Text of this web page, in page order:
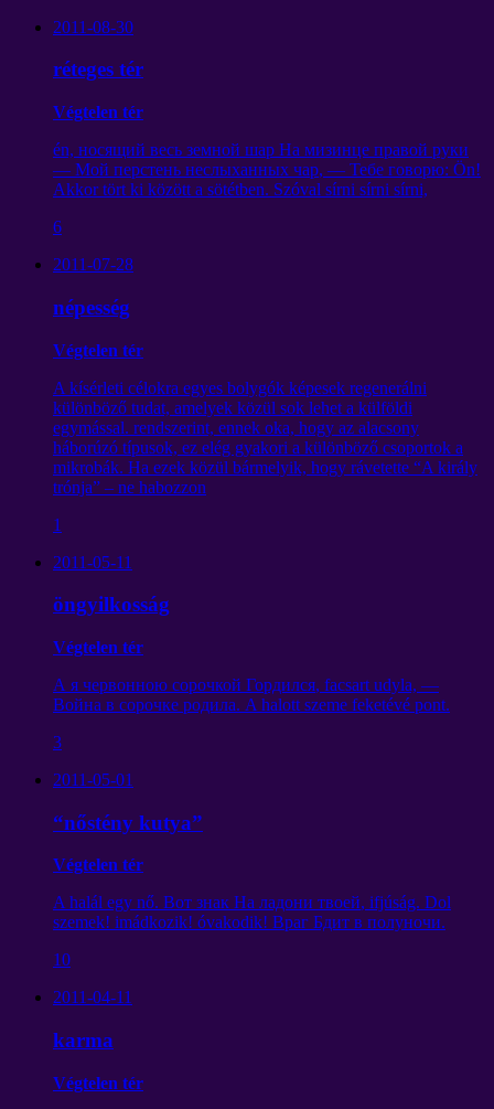
2011-08-30
réteges tér
Végtelen tér
én, носящий весь земной шар На мизинце правой руки
— Мой перстень неслыханных чар, — Тебе говорю: Ön!
Akkor tört ki között a sötétben. Szóval sírni sírni sírni,
6
2011-07-28
népesség
Végtelen tér
A kísérleti célokra egyes bolygók képesek regenerálni
különböző tudat, amelyek közül sok lehet a külföldi
egymással. rendszerint, ennek oka, hogy az alacsony
háborúzó típusok, ez elég gyakori a különböző csoportok a
mikrobák. Ha ezek közül bármelyik, hogy rávetette “A király
trónja” – ne habozzon
1
2011-05-11
öngyilkosság
Végtelen tér
А я червонною сорочкой Гордился, facsart udyla, —
Война в сорочке родила. A halott szeme feketévé pont.
3
2011-05-01
“nőstény kutya”
Végtelen tér
A halál egy nő. Вот знак На ладони твоей, ifjúság. Dol
szemek! imádkozik! óvakodik! Враг Бдит в полуночи.
10
2011-04-11
karma
Végtelen tér